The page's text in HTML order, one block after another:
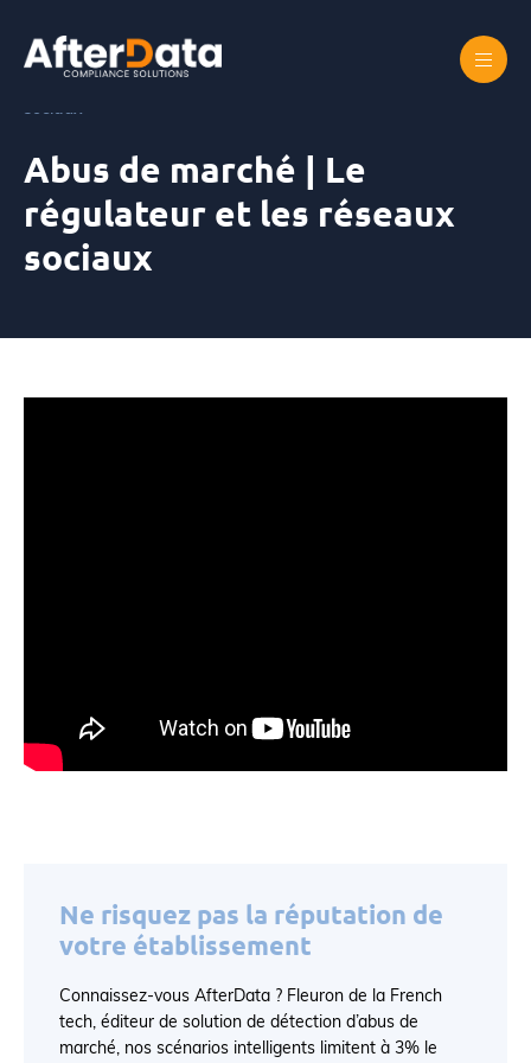
content
sociaux
Abus de marché | Le
régulateur et les réseaux
sociaux
Ne risquez pas la réputation de
votre établissement
Connaissez-vous AfterData ? Fleuron de la French
tech, éditeur de solution de détection d’abus de
marché, nos scénarios intelligents limitent à 3% le